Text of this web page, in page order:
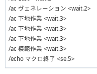
/ac ヴェネレーション <wait.2>
/ac 下地作業 <wait.3>
/ac 下地作業 <wait.3>
/ac 下地作業 <wait.3>
/ac 模範作業 <wait.3>
/echo マクロ終了 <se.5>